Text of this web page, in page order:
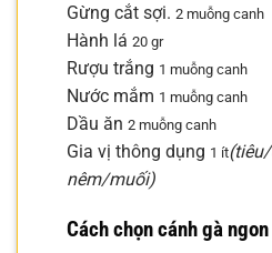
Gừng cắt sợi. 2 muỗng canh
Hành lá 20 gr
Rượu trắng 1 muỗng canh
Nước mắm 1 muỗng canh
Dầu ăn 2 muỗng canh
Gia vị thông dụng 1 ít
nêm/muối)
Cách chọn cánh gà ngon